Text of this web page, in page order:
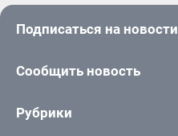
Подписаться на новости
Сообщить новость
Рубрики